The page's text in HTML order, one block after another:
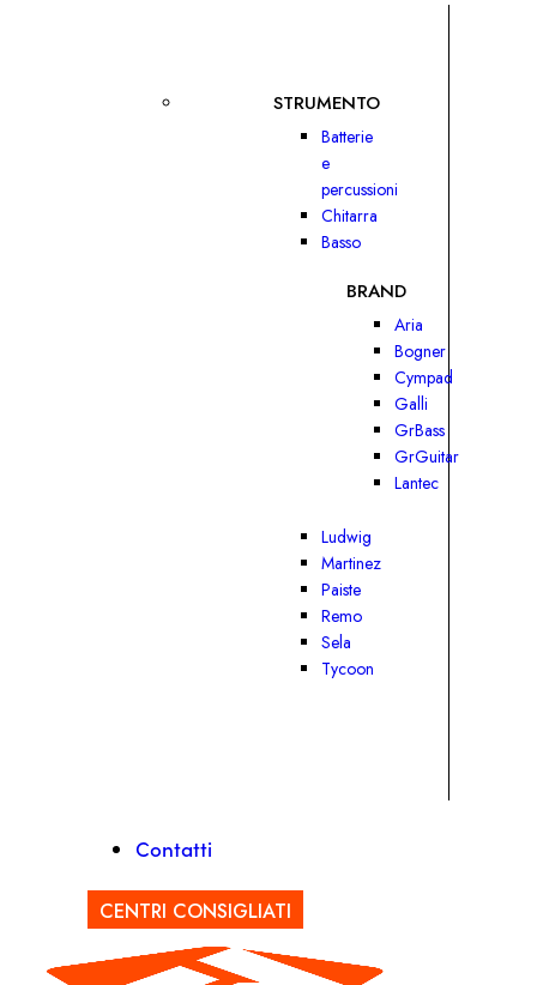
STRUMENTO
Batterie
e
percussioni
Chitarra
Basso
BRAND
Aria
Bogner
Cympad
Galli
GrBass
GrGuitar
Lantec
Ludwig
Martinez
Paiste
Remo
Sela
Tycoon
Contatti
CENTRI CONSIGLIATI